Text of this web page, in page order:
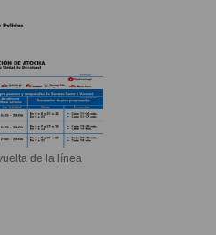
de la línea